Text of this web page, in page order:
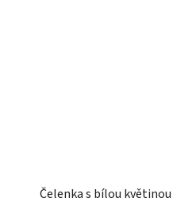
Čelenka s bílou květinou